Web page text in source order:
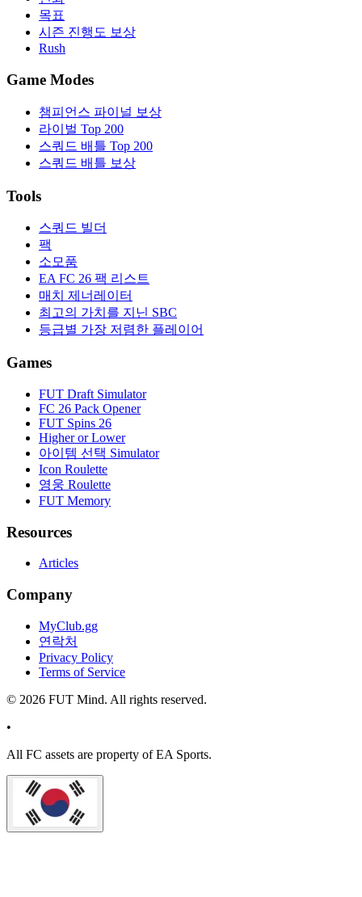
목표
시즌 진행도 보상
Rush
Game Modes
챔피언스 파이널 보상
라이벌 Top 200
스쿼드 배틀 Top 200
스쿼드 배틀 보상
Tools
스쿼드 빌더
팩
소모품
EA FC 26 팩 리스트
매치 제너레이터
최고의 가치를 지닌 SBC
등급별 가장 저렴한 플레이어
Games
FUT Draft Simulator
FC 26 Pack Opener
FUT Spins 26
Higher or Lower
아이템 선택 Simulator
Icon Roulette
영웅 Roulette
FUT Memory
Resources
Articles
Company
MyClub.gg
연락처
Privacy Policy
Terms of Service
© 2026 FUT Mind. All rights reserved.
•
All FC assets are property of EA Sports.